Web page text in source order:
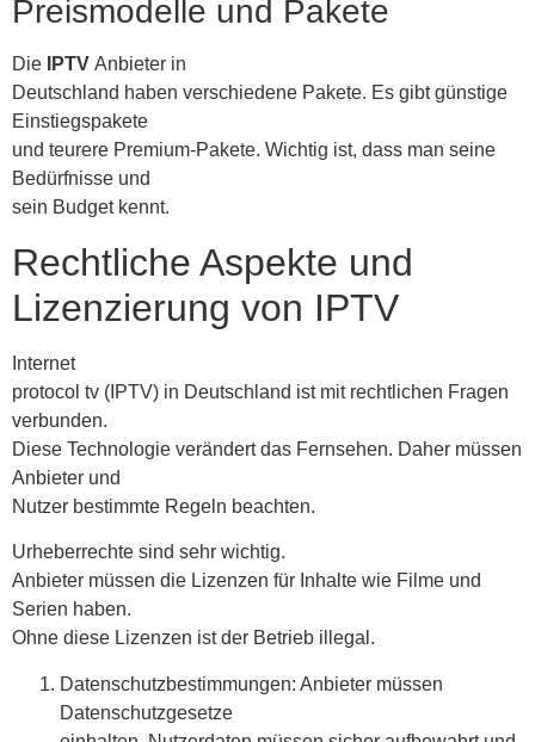
Preismodelle und Pakete
Die IPTV Anbieter in
Deutschland haben verschiedene Pakete. Es gibt günstige
Einstiegspakete
und teurere Premium-Pakete. Wichtig ist, dass man seine
Bedürfnisse und
sein Budget kennt.
Rechtliche Aspekte und
Lizenzierung von IPTV
Internet
protocol tv (IPTV) in Deutschland ist mit rechtlichen Fragen
verbunden.
Diese Technologie verändert das Fernsehen. Daher müssen
Anbieter und
Nutzer bestimmte Regeln beachten.
Urheberrechte sind sehr wichtig.
Anbieter müssen die Lizenzen für Inhalte wie Filme und
Serien haben.
Ohne diese Lizenzen ist der Betrieb illegal.
Datenschutzbestimmungen: Anbieter müssen
Datenschutzgesetze